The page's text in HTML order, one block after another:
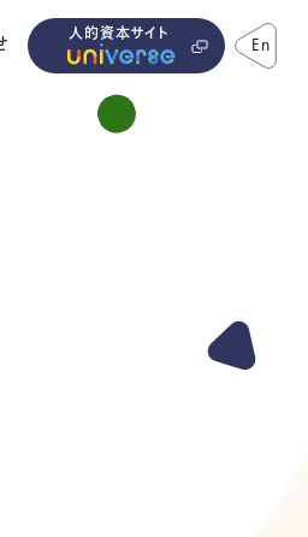
人的資本サイト En